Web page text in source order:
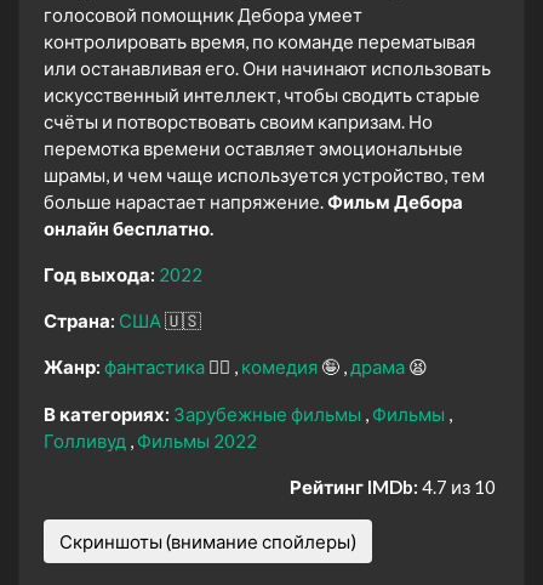
голосовой помощник Дебора умеет
контролировать время, по команде перематывая
или останавливая его. Они начинают использовать
искусственный интеллект, чтобы сводить старые
счёты и потворствовать своим капризам. Но
перемотка времени оставляет эмоциональные
шрамы, и чем чаще используется устройство, тем
больше нарастает напряжение.Фильм Дебора
онлайн бесплатно.
Год выхода: 2022
Страна: США🇺🇸
Жанр: фантастика 🧙‍♀️ комедия 🤪 драма 😫
В категориях: Зарубежные фильмы
Фильмы
Голливуд
Фильмы 2022
Рейтинг IMDb: 4.7 из 10
Скриншоты (внимание спойлеры)